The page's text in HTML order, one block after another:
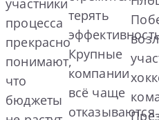
процесса
прекрасно
понимают,
что
бюджеты
терять
Крупные
компании
всё чаще
отказываются